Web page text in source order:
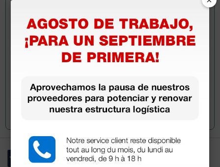
han adquirido este producto.
Envía tu pregunta